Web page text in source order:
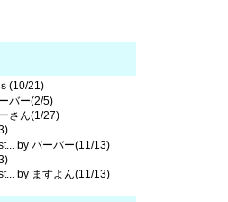
(10/21)
バー(2/5)
さん(1/27)
by バーバー(11/13)
by ますよん(11/13)